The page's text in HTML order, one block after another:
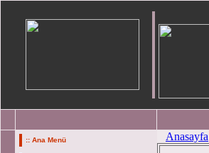
:: Ana Menü Anasayfa